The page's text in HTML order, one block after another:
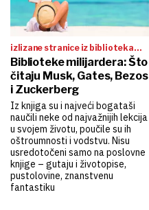
izlizane stranice iz biblioteka
milijardera
Biblioteke milijardera: Što
čitaju Musk, Gates, Bezos
i Zuckerberg
Iz knjiga su i najveći bogataši
naučili neke od najvažnijih lekcija
u svojem životu, poučile su ih
oštroumnosti i vodstvu. Nisu
usredotočeni samo na poslovne
knjige – gutaju i životopise,
pustolovine, znanstvenu
fantastiku